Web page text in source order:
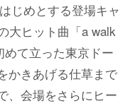
じめとする登場キャ
大ヒット曲「a walk
て立った東京ドー
かきあげる仕草まで
、会場をさらにヒー